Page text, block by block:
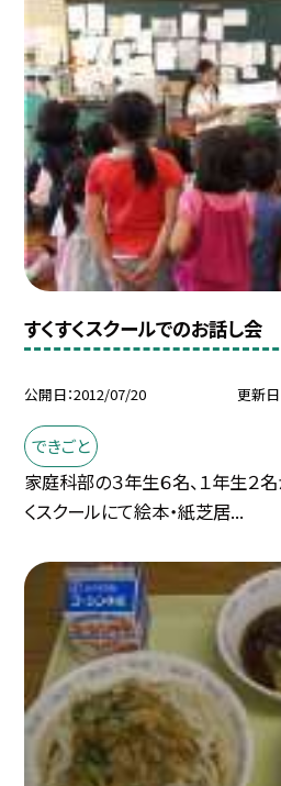
すくすくスクールでのお話し会
公開日 2012/07/20 更新日
できごと
家庭科部の３年生６名、１年生２
くスクールにて絵本・紙芝居...